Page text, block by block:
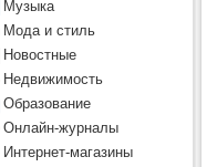
Музыка
Мода и стиль
Новостные
Недвижимость
Образование
Онлайн-журналы
Интернет-магазины